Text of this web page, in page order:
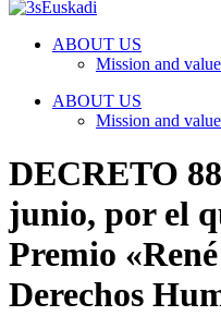
ABOUT US
Mission and
ABOUT US
Mission and
DECRETO
junio, por el
Premio
Derechos